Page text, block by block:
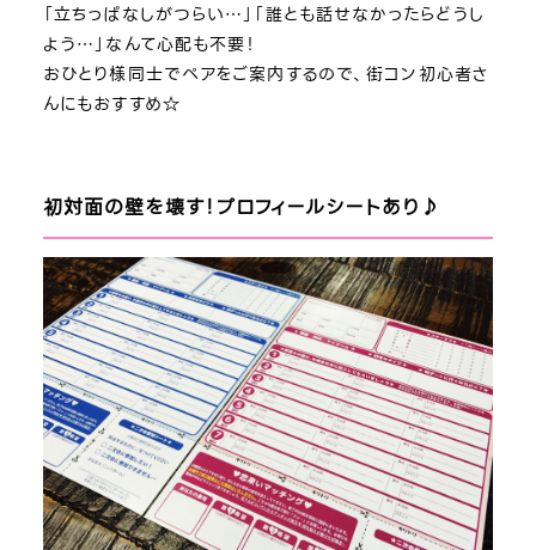
「立ちっぱなしがつらい…」「誰とも話せなかったらどうし
よう…」なんて心配も不要！
おひとり様同士でペアをご案内するので、街コン初心者さ
んにもおすすめ☆
初対面の壁を壊す！プロフィールシートあり♪